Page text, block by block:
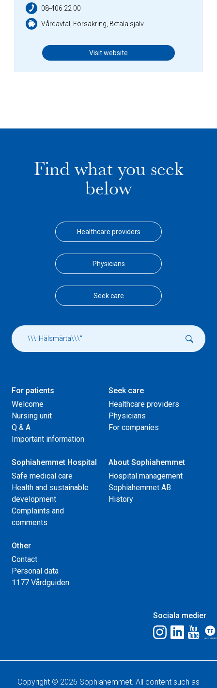
08-406 22 00
Vårdavtal, Försäkring, Betala själv
Visit website
Find what you seek
below
Healthcare providers
Physicians
Seek care
For patients
Welcome
Nursing unit
Q & A
Important information
Seek care
Healthcare providers
Physicians
For companies
Sophiahemmet Hospital
Safe medical care
Health and sustainable
development
Complaints and
comments
About Sophiahemmet
Hospital management
Sophiahemmet AB
History
Other
Contact
Personal data
1177 Vårdguiden
Sociala medier
Copyright © 2026 Sophiahemmet. All content such as